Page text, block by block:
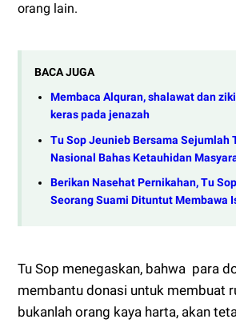
orang lain.
BACA JUGA
Membaca Alquran, shalawat dan
keras pada jenazah
Tu Sop Jeunieb Bersama Sejumlah
Nasional Bahas Ketauhidan
Berikan Nasehat Pernikahan, Tu
Seorang Suami Dituntut Membawa
Tu Sop menegaskan, bahwa para
membantu donasi untuk membuat
bukanlah orang kaya harta, akan